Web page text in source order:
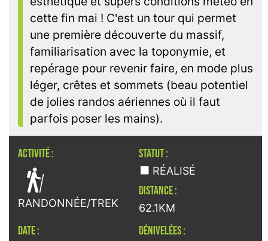
cette fin mai ! C'est un tour qui permet
une première découverte du massif,
familiarisation avec la toponymie, et
repérage pour revenir faire, en mode plus
léger, crêtes et sommets (beau potentiel
de jolies randos aériennes où il faut
parfois poser les mains).
ACTIVITÉ :

RANDONNÉE/TREK
STATUT :
RÉALISÉ
DISTANCE :
62.1KM
DATE : DÉNIVELÉES :